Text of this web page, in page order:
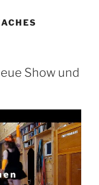
Show und